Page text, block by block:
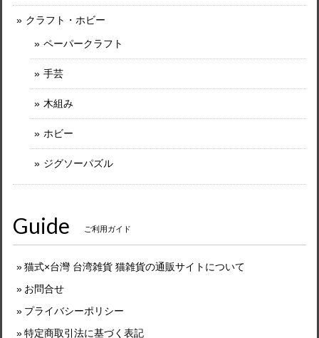
クラフト・ホビー
ペーパークラフト
手芸
木組み
ホビー
ジグソーパズル
Guide ご利用ガイド
猫式×台灣 台湾雑貨 猫雑貨の通販サイトについて
お問合せ
プライバシーポリシー
特定商取引法に基づく表記